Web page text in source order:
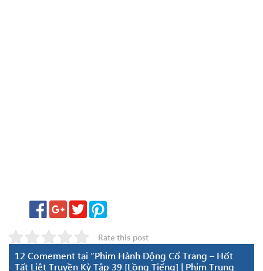
Rate this post
12 Comement tại “Phim Hành Động Cổ Trang – Hốt
Tất Liệt Truyền Kỳ Tập 39 [Lồng Tiếng] | Phim Trung